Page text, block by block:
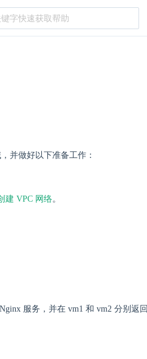
并做好以下准备工作：
建 VPC 网络。
服务，并在 vm1 和 vm2 分别返